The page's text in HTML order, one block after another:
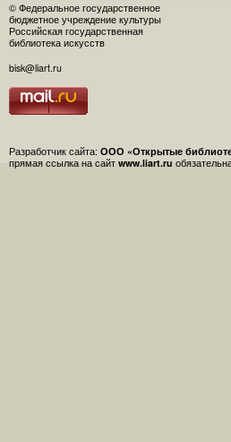
© Федеральное государственное
бюджетное учреждение культуры
Российская государственная
библиотека искусств
bisk@liart.ru
Разработчик сайта: ООО «Открытые
прямая ссылка на сайт www.liart.ru